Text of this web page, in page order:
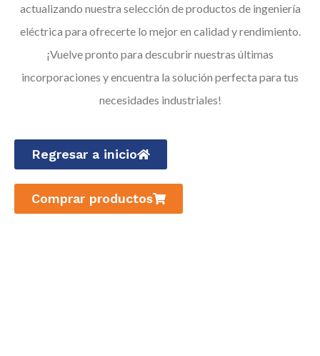
actualizando nuestra selección de productos de ingeniería
eléctrica para ofrecerte lo mejor en calidad y rendimiento.
¡Vuelve pronto para descubrir nuestras últimas
incorporaciones y encuentra la solución perfecta para tus
necesidades industriales!
Regresar a inicio
Comprar productos